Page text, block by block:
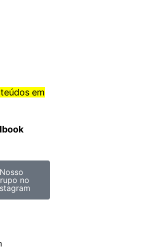
em
Nosso
no